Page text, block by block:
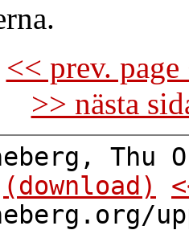
<< prev.
>> nästa
Thu
(download)